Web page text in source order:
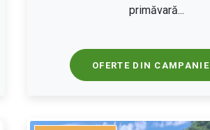
primăvară...
OFERTE DIN CAMPANIE